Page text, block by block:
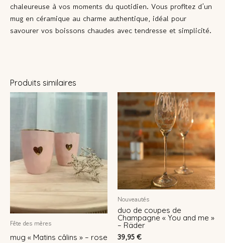
chaleureuse à vos moments du quotidien. Vous profitez d’un
mug en céramique au charme authentique, idéal pour
savourer vos boissons chaudes avec tendresse et simplicité.
Produits similaires
Fête des mères
mug « Matins câlins » – rose
Nouveautés
duo de coupes de
Champagne « You and me »
– Räder
39,95 €